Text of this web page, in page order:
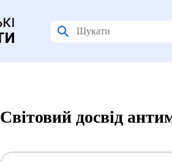
Світовий досвід